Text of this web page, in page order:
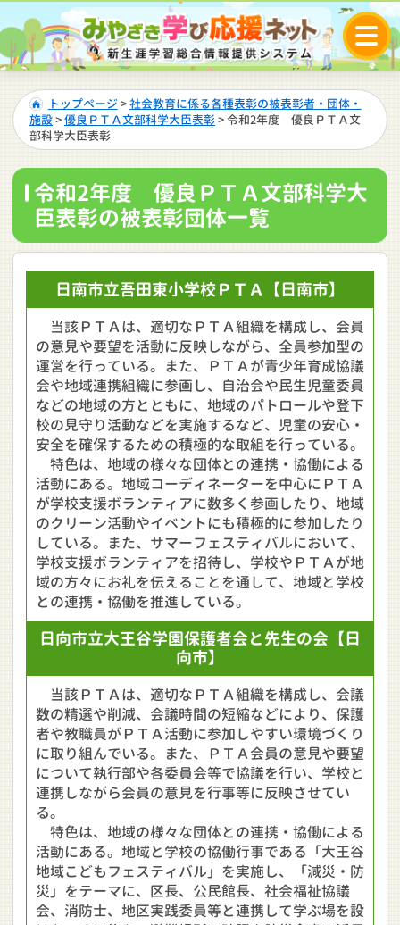
トップページ >社会教育に係る各種表彰の被表彰者・団体・
施設>優良ＰＴＡ文部科学大臣表彰> 令和2年度 優良ＰＴＡ文
部科学大臣表彰
令和2年度 優良ＰＴＡ文部科学大
臣表彰の被表彰団体一覧
日南市立吾田東小学校ＰＴＡ 【日南市】
当該ＰＴＡは、適切なＰＴＡ組織を構成し、会員
の意見や要望を活動に反映しながら、全員参加型の
運営を行っている。また、ＰＴＡが青少年育成協議
会や地域連携組織に参画し、自治会や民生児童委員
などの地域の方とともに、地域のパトロールや登下
校の見守り活動などを実施するなど、児童の安心・
安全を確保するための積極的な取組を行っている。
特色は、地域の様々な団体との連携・協働による
活動にある。地域コーディネーターを中心にＰＴＡ
が学校支援ボランティアに数多く参画したり、地域
のクリーン活動やイベントにも積極的に参加したり
している。また、サマーフェスティバルにおいて、
学校支援ボランティアを招待し、学校やＰＴＡが地
域の方々にお礼を伝えることを通して、地域と学校
との連携・協働を推進している。
日向市立大王谷学園保護者会と先生の会 【日
向市】
当該ＰＴＡは、適切なＰＴＡ組織を構成し、会議
数の精選や削減、会議時間の短縮などにより、保護
者や教職員がＰＴＡ活動に参加しやすい環境づくり
に取り組んでいる。また、ＰＴＡ会員の意見や要望
について執行部や各委員会等で協議を行い、学校と
連携しながら会員の意見を行事等に反映させてい
る。
特色は、地域の様々な団体との連携・協働による
活動にある。地域と学校の協働行事である「大王谷
地域こどもフェスティバル」を実施し、「減災・防
災」をテーマに、区長、公民館長、社会福祉協議
会、消防士、地区実践委員等と連携して学ぶ場を設